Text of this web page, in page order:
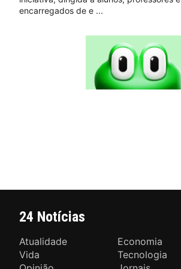
encarregados de e
24 Notícias
Atualidade Economia
Vida
Tecnologia